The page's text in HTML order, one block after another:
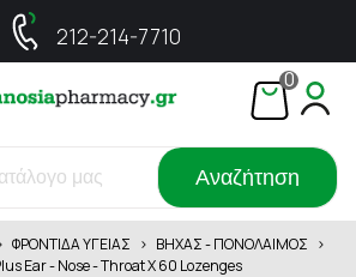
212-214-7710
0
Αναζήτηση
ΦΡΟΝΤΙΔΑ ΥΓΕΙΑΣ > ΒΗΧΑΣ - ΠΟΝΟΛΑΙΜΟΣ >
Ear - Nose - Throat X 60 Lozenges